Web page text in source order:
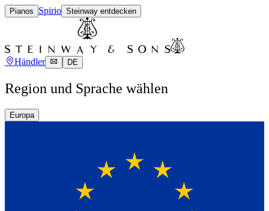
Pianos Spirio Steinway entdecken
Händler DE
Region und Sprache wählen
Europa